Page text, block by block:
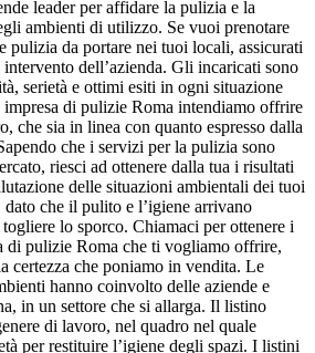
leader per affidare la pulizia e la
ambienti di utilizzo. Se vuoi prenotare
pulizia da portare nei tuoi locali, assicurati
dell’azienda. Gli incaricati sono
serietà e ottimi esiti in ogni situazione
di pulizie Roma intendiamo offrire
che sia in linea con quanto espresso dalla
che i servizi per la pulizia sono
riesci ad ottenere dalla tua i risultati
delle situazioni ambientali dei tuoi
dato che il pulito e l’igiene arrivano
lo sporco. Chiamaci per ottenere i
di pulizie Roma che ti vogliamo offrire,
certezza che poniamo in vendita. Le
hanno coinvolto delle aziende e
in un settore che si allarga. Il listino
di lavoro, nel quadro nel quale
per restituire l’igiene degli spazi. I listini